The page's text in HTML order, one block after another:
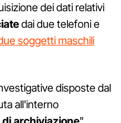
dei dati relativi
dai due telefoni e
soggetti maschili
disposte dal
all'interno